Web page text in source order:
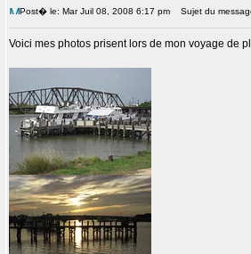
Post� le: Mar Juil 08, 2008 6:17 pm Sujet du
Voici mes photos prisent lors de mon voyage de